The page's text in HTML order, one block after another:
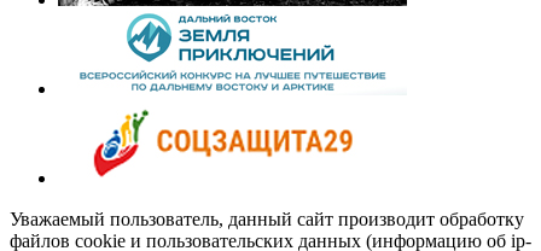
Уважаемый пользователь, данный сайт производит обработку
файлов cookie и пользовательских данных (информацию об ip-